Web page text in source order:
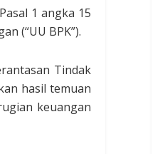
1 angka 15
(“UU BPK”).
Tindak
hasil temuan
keuangan